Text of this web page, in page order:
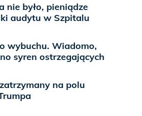
nie było, pieniądze
audytu w Szpitalu
wybuchu. Wiadomo,
syren ostrzegających
na polu